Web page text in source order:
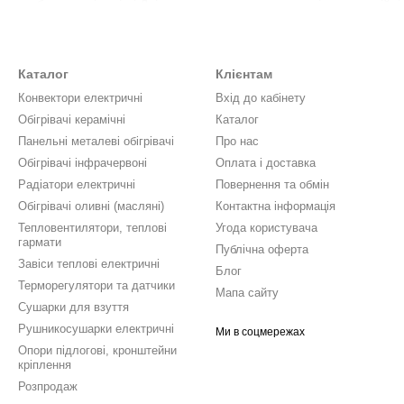
з різними типами управління:
Т),
серія А).
систему контролю температури, яка забезпечує високу
відповідає усім міжнародним стандартам якості та безпеки.
ніжками, що дозволяє легко переміщати їх із кімнати
обігрівача ви оберете,
Africa thermal system
та водночас забезпечити комфортну температуру у Вашому
обігрівачів Африкаце:
Каталог
Конвектори електричні
Обігрівачі керамічні
Панельні металеві обігрівачі
Обігрівачі інфрачервоні
Радіатори електричні
Обігрівачі оливні (масляні)
Тепловентилятори, теплові
гармати
Завіси теплові електричні
Терморегулятори та датчики
Сушарки для взуття
Рушникосушарки електричні
Опори підлогові, кронштейни
кріплення
Розпродаж
Клієнтам
Вхід до кабінету
Каталог
Про нас
Оплата і доставка
Повернення та обмін
Контактна інформація
Угода користувача
Публічна оферта
Блог
Мапа сайту
Ми в соцмережах